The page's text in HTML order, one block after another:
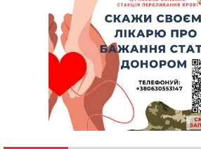
У Черкаському онкоцентрі
електростанцію за понад пів
У Київській області
фронті жителем
У Черкасах містяни через нову
вирізані дерева потерпають від
обіцяє масштабне озеленення
Провокував конфлікт і